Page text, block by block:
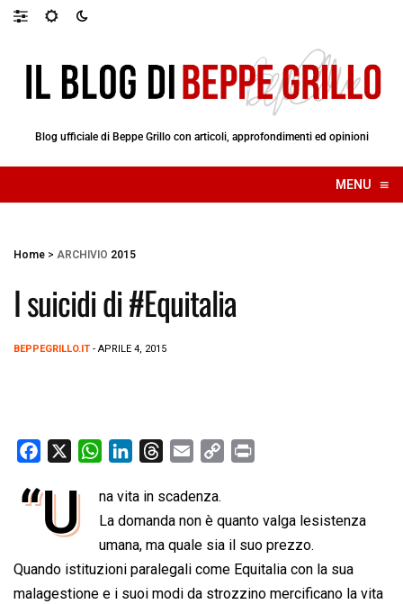
Blog ufficiale di Beppe Grillo con articoli, approfondimenti ed opinioni
MENU ≡
☰
Home > ARCHIVIO 2015
I suicidi di #Equitalia
BEPPEGRILLO.IT - APRILE 4, 2015
c
e
o
o
W
a
t
s
A
p
n
k
e
d
I
r
e
a
d
s
a
i
l
y
L
i
n
n
t
“U
na vita in scadenza.
La domanda non è quanto valga lesistenza
umana, ma quale sia il suo prezzo.
Quando istituzioni paralegali come Equitalia con la sua
malagestione e i suoi modi da strozzino mercificano la vita